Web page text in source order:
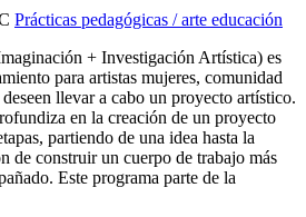
Prácticas pedagógicas / arte educación
+ Investigación Artística) es
para artistas mujeres, comunidad
llevar a cabo un proyecto artístico.
en la creación de un proyecto
partiendo de una idea hasta la
de construir un cuerpo de trabajo más
Este programa parte de la